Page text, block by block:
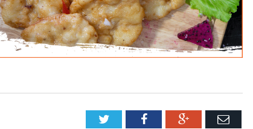
Twitter FacebookGoogle+Email